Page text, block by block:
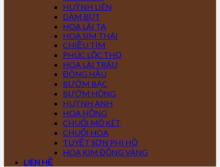
HUỲNH LIÊN
DÂM BỤT
HOA LÀI TA
HOA SIM THÁI
CHIỀU TÍM
PHÚC LỘC THỌ
HOA LÀI TRÂU
ĐÔNG HẦU
BƯỚM BẠC
BƯỚM HỒNG
HUỲNH ANH
HOA HỒNG
CHUỐI MỎ KÉT
CHUỐI HOA
TUYẾT SƠN PHI HỒ
HOA KIM ĐỒNG VÀNG
LIÊN HỆ